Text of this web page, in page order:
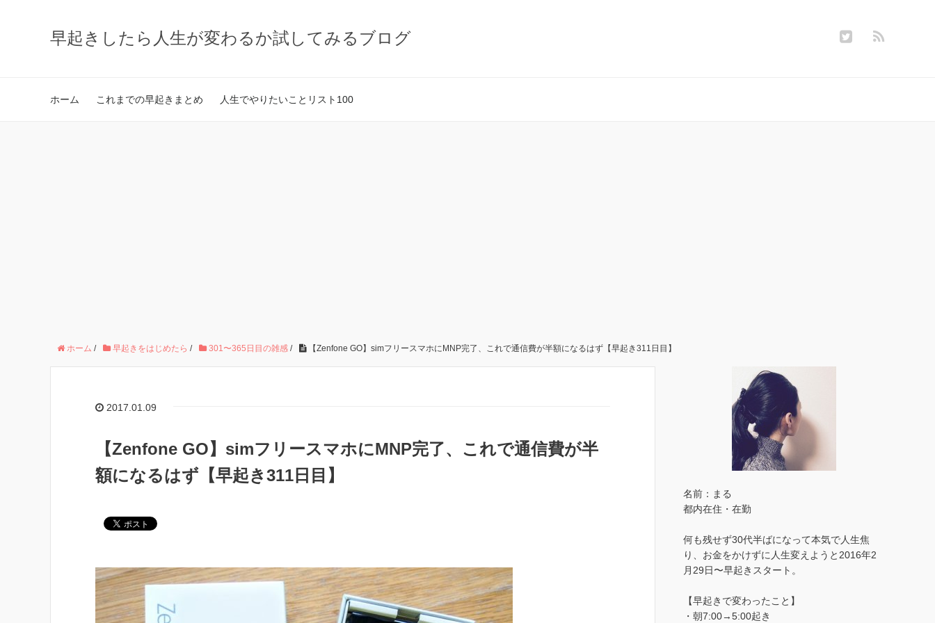
早起きしたら人生が変わるか試してみるブログ
ホーム これまでの早起きまとめ 人生でやりたいことリスト100
ホーム / 早起きをはじめたら / 301〜365日目の雑感 / 【Zenfone GO】simフリースマホにMNP完了、これで通信費が半額になるはず【早起き311日目】
2017.01.09
【Zenfone GO】simフリースマホにMNP完了、これで通信費が半
額になるはず【早起き311日目】
名前：まる
都内在住・在勤
何も残せず30代半ばになって本気で人生焦
り、お金をかけずに人生変えようと2016年2
月29日〜早起きスタート。
【早起きで変わったこと】
・朝7:00→5:00起き